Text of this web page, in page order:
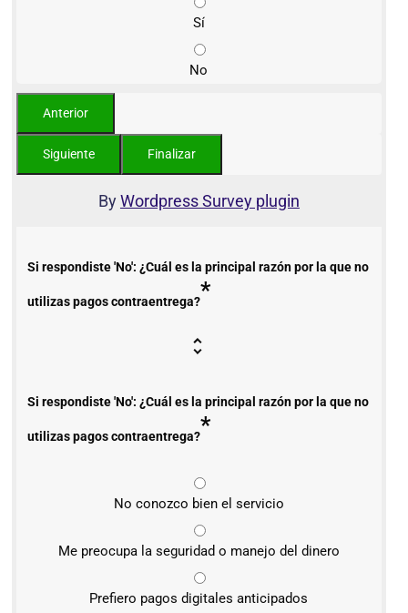
Sí
No
ByWordpress Survey plugin
Si respondiste 'No': ¿Cuál es la principal razón por la que no
utilizas pagos contraentrega?*
Si respondiste 'No': ¿Cuál es la principal razón por la que no
utilizas pagos contraentrega?*
No conozco bien el servicio
Me preocupa la seguridad o manejo del dinero
Prefiero pagos digitales anticipados